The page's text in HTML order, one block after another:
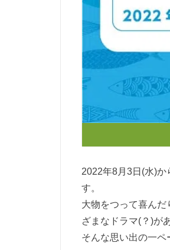
2022年8月3日(水)か
す。
大物をつって喜ん
ざまなドラマ(？)が
そんな思い出の一ペ